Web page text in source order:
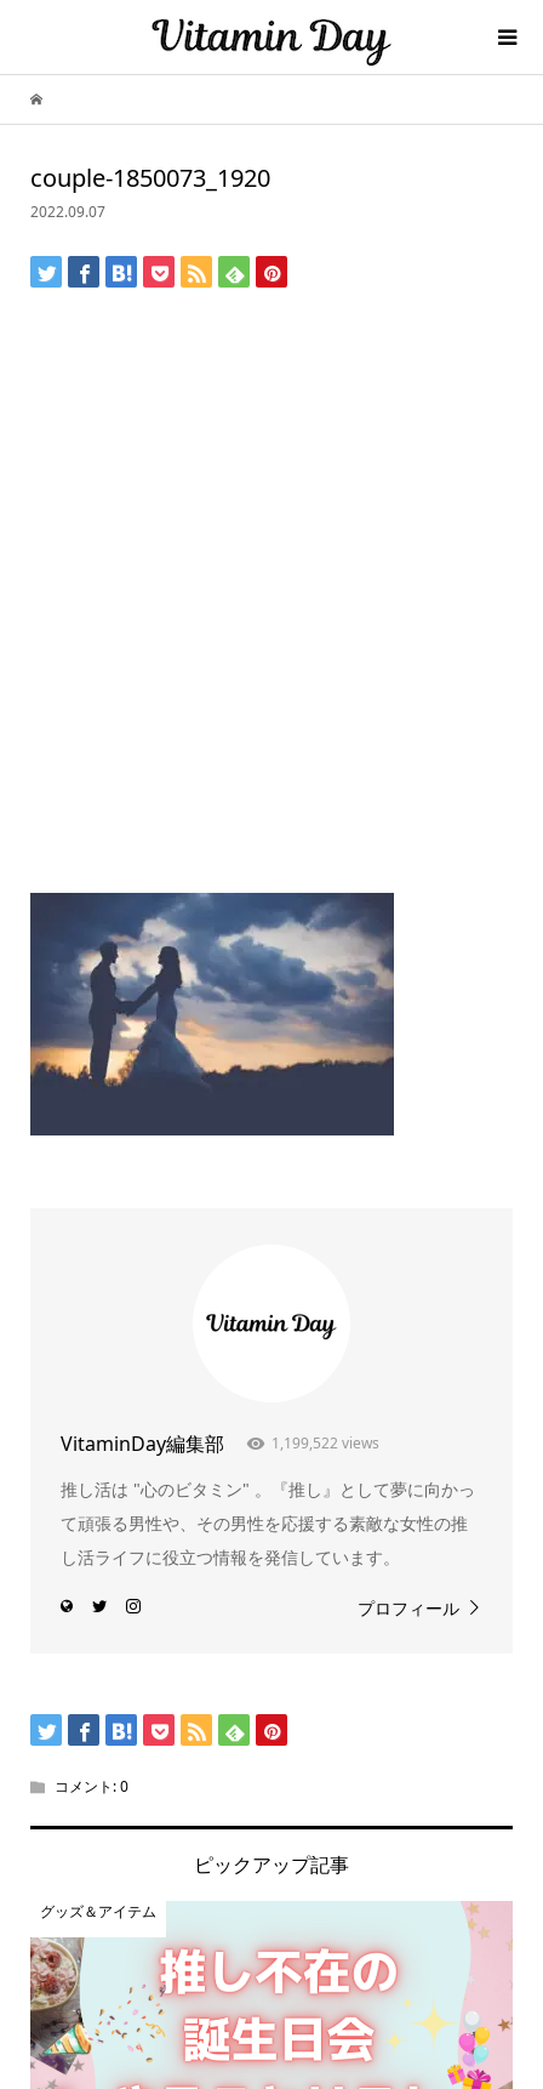
couple-1850073_1920
2022.09.07
VitaminDay編集部 1,199,522 views
推し活は "心のビタミン" 。『推し』として夢に向かっ
て頑張る男性や、その男性を応援する素敵な女性の推
し活ライフに役立つ情報を発信しています。
プロフィール
コメント:0
ピックアップ記事
グッズ＆アイテム